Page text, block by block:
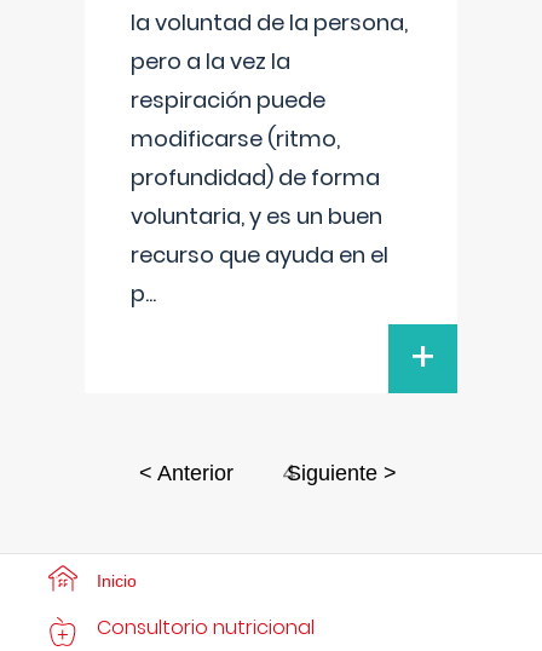
la voluntad de la persona,
pero a la vez la
respiración puede
modificarse (ritmo,
profundidad) de forma
voluntaria, y es un buen
recurso que ayuda en el
p...
+
< Anterior 4
Siguiente >
Inicio
Consultorio nutricional